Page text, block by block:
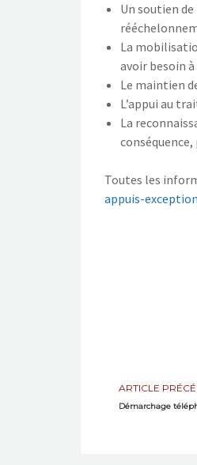
Un soutien
La
avoir besoin à
Le maintien
L’appui au
La
Toutes les
appuis-
ARTICLE
Démarchage